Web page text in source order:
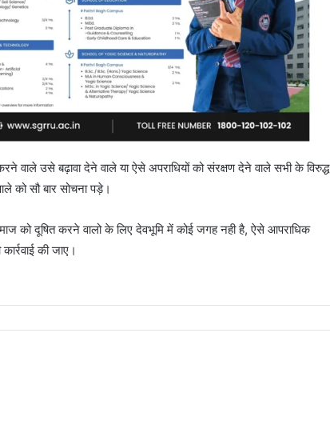
वाले उसे बढ़ावा देने वाले या ऐसे अपराधियों को संरक्षण देने वाले सभी के विरुद्ध
को सौ बार सोचना पड़े।
को दूषित करने वालो के लिए देवभूमि में कोई जगह नही है, ऐसे आपराधिक
की जाए।